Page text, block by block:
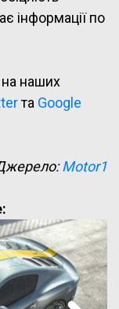
інформації по
на наших
та Google
Motor1